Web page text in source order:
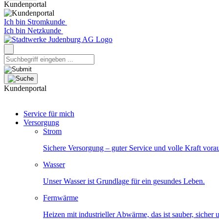
Kundenportal
Ich bin Stromkunde
Ich bin Netzkunde
Kundenportal
Service für mich
Versorgung
Strom
Sichere Versorgung – guter Service und volle Kraft
Wasser
Unser Wasser ist Grundlage für ein gesundes Leben.
Fernwärme
Heizen mit industrieller Abwärme, das ist sauber, sicher